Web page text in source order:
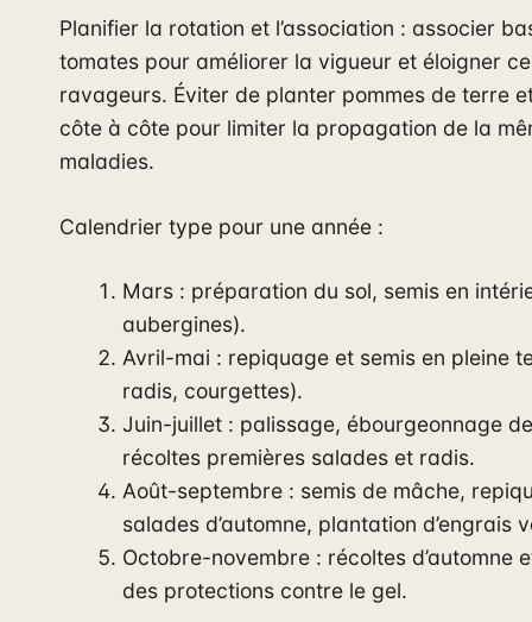
Planifier la rotation et l’association : associer
tomates pour améliorer la vigueur et éloigner
ravageurs. Éviter de planter pommes de terre
côte à côte pour limiter la propagation de la
maladies.
Calendrier type pour une année :
Mars : préparation du sol, semis en
aubergines).
Avril-mai : repiquage et semis en pleine
radis, courgettes).
Juin-juillet : palissage, ébourgeonnage
récoltes premières salades et radis.
Août-septembre : semis de mâche,
salades d’automne, plantation d’engrais
Octobre-novembre : récoltes d’automne
des protections contre le gel.